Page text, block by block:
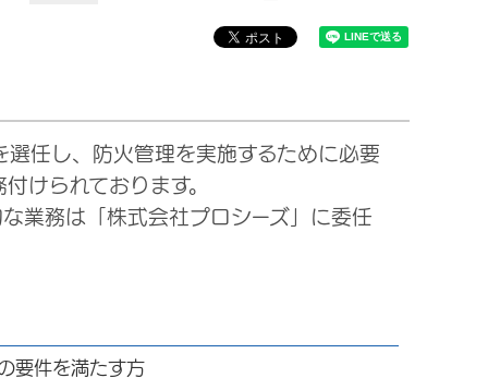
任し、防火管理を実施するために必要
けられております。
業務は「株式会社プロシーズ」に委任
要件を満たす方